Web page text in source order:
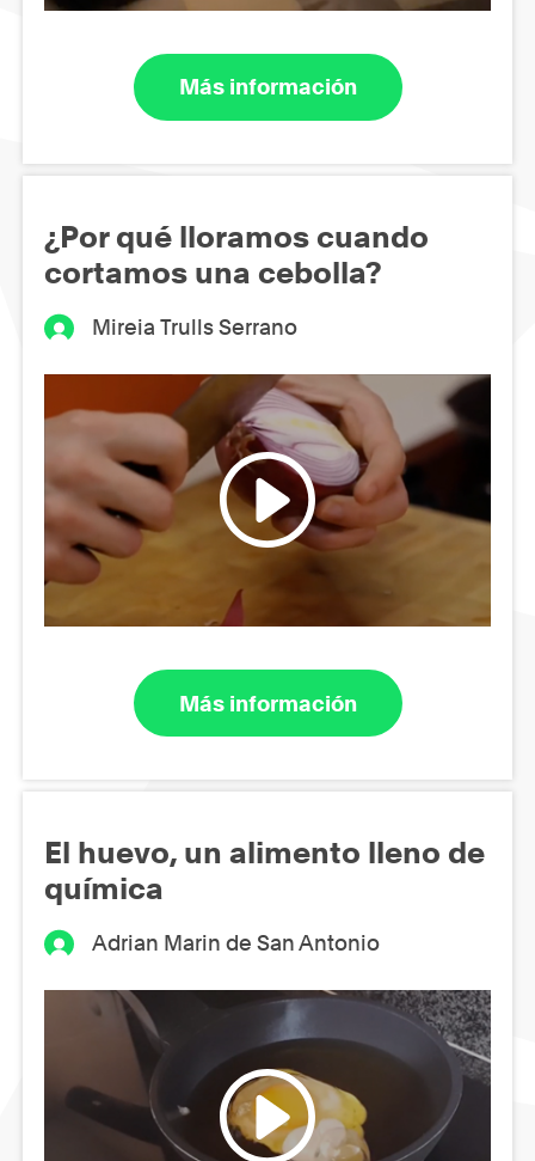
Más información
¿Por qué lloramos cuando
cortamos una cebolla?
Mireia Trulls Serrano
Más información
El huevo, un alimento lleno de
química
Adrian Marin de San Antonio